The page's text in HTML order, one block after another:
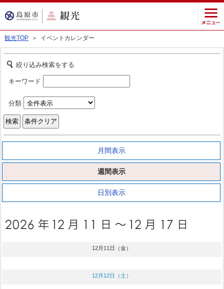
観光TOP ＞ イベントカレンダー
絞り込み検索をする
キーワード
分類
月間表示
週間表示
日別表示
12月11日（金）
12月12日（土）